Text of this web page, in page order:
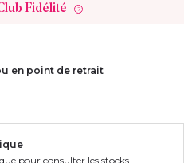
Fidélité ?
en point de retrait
pour consulter les stocks